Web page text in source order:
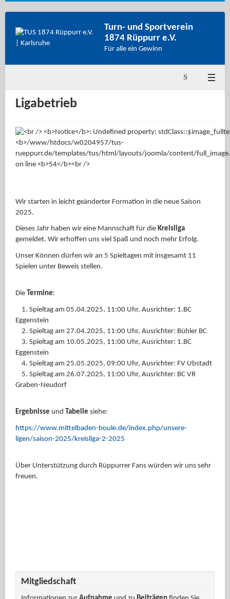
Turn- und Sportverein
1874 Rüppurr e.V.
Für alle ein Gewinn
Ligabetrieb
Wir starten in leicht geänderter Formation in die neue Saison
2025.
Dieses Jahr haben wir eine Mannschaft für die Kreisliga
gemeldet. Wir erhoffen uns viel Spaß und noch mehr Erfolg.
Unser Können dürfen wir an 5 Spieltagen mit insgesamt 11
Spielen unter Beweis stellen.
Die Termine:
1. Spieltag am 05.04.2025, 11:00 Uhr, Ausrichter: 1.BC
Eggenstein
2. Spieltag am 27.04.2025, 11:00 Uhr, Ausrichter: Bühler BC
3. Spieltag am 10.05.2025, 11:00 Uhr, Ausrichter: 1.BC
Eggenstein
4. Spieltag am 25.05.2025, 09:00 Uhr, Ausrichter: FV Ubstadt
5. Spieltag am 26.07.2025, 11:00 Uhr, Ausrichter: BC VR
Graben-Neudorf
Ergebnisse und Tabelle siehe:
https://www.mittelbaden-boule.de/index.php/unsere-
ligen/saison-2025/kreisliga-2-2025
Über Unterstützung durch Rüppurrer Fans würden wir uns sehr
freuen.
Mitgliedschaft